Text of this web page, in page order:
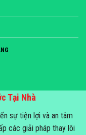
Tại Nhà
sự tiện lợi và an tâm
các giải pháp thay lõi